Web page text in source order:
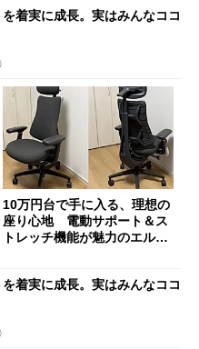
着実に成長。実はみんなココ
10万円台で手に入る、理想の
座り心地 電動サポート＆ス
トレッチ機能が魅力のエルゴ
着実に成長。実はみんなココ